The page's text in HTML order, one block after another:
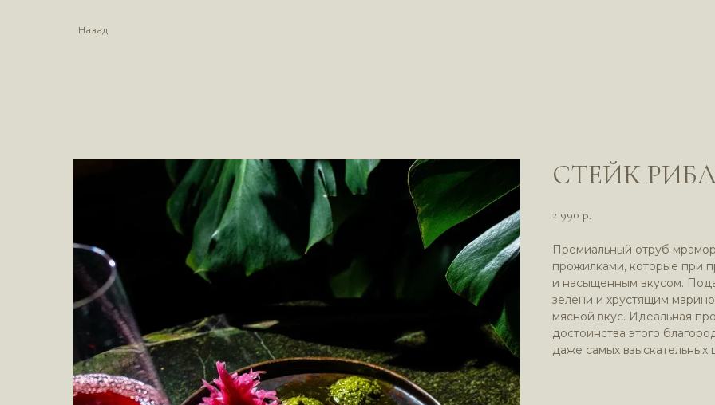
Назад
СТЕЙК
2 990 р.
Премиальный отруб
прожилками, которые при
и насыщенным вкусом.
зелени и хрустящим
мясной вкус. Идеальная
достоинства этого
даже самых взыскательных